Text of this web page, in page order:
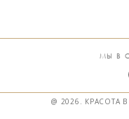
МЫ В
@ 2026. КРАСОТА